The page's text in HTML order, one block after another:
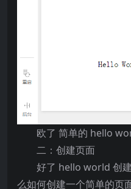
欧了 简单的 hello
二：创建页面
好了 hello world 创
么如何创建一个简单的页